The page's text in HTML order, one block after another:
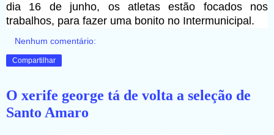
dia 16 de junho, os atletas estão focados nos
trabalhos, para fazer uma bonito no Intermunicipal.
Nenhum comentário:
Compartilhar
O xerife george tá de volta a seleção de
Santo Amaro